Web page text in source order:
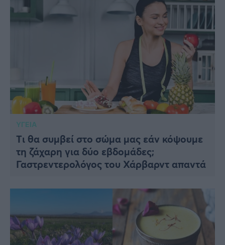
ΥΓΕΙΑ
Tι θα συμβεί στο σώμα μας εάν κόψουμε
τη ζάχαρη για δύο εβδομάδες;
Γαστρεντερολόγος του Χάρβαρντ απαντά